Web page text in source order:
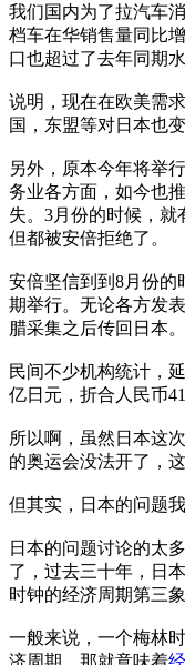
我们国内为了拉汽车
档车在华销售量同比
口也超过了去年同期水
说明，现在在欧美需
国，东盟等对日本也
另外，原本今年将举
务业各方面，如今也
失。3月份的时候，就
但都被安倍拒绝了。
安倍坚信到到8月份的
期举行。无论各方发
腊采集之后传回日本
民间不少机构统计，
亿日元，折合人民币
所以啊，虽然日本这
的奥运会没法开了，
但其实，日本的问题
日本的问题讨论的太
了，过去三十年，日
时钟的经济周期第三象
一般来说，一个梅林
济周期，那就意味着